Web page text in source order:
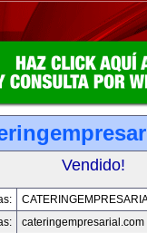
Vendido!
cateringempresarial.com